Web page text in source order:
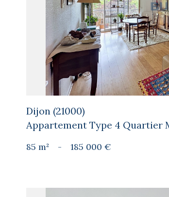
Dijon (21000)
Appartement Type 4 Quartier
85 m² - 185 000 €